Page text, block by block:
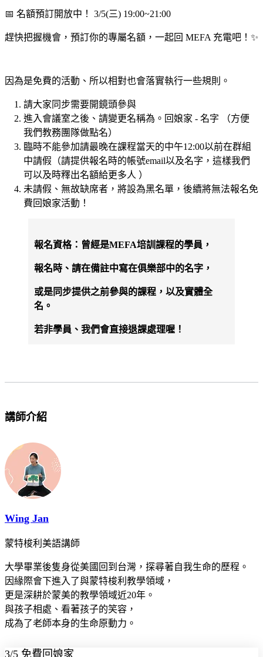
📅 名額預訂開放中！ 3/5(三) 19:00~21:00
趕快把握機會，預訂你的專屬名額，一起回 MEFA 充電吧！✨
因為是免費的活動、所以相對也會落實執行一些規則。
請大家同步需要開鏡頭參與
進入會議室之後、請變更名稱為。回娘家 - 名字 （方便
我們教務團隊做點名）
臨時不能參加請最晚在課程當天的中午12:00以前在群組
中請假（請提供報名時的帳號email以及名字，這樣我們
可以及時釋出名額給更多人 ）
未請假、無故缺席者，將設為黑名單，後續將無法報名免
費回娘家活動！
報名資格：曾經是MEFA培訓課程的學員，
報名時、請在備註中寫在俱樂部中的名字，
或是同步提供之前參與的課程，以及實體全
名。
若非學員、我們會直接退課處理喔！
講師介紹
Wing Jan
蒙特梭利美語講師
大學畢業後隻身從美國回到台灣，探尋著自我生命的歷程。
因緣際會下進入了與蒙特梭利教學領域，
更是深耕於蒙美的教學領域近20年。
與孩子相處、看著孩子的笑容，
成為了老師本身的生命原動力。
3/5 免費回娘家